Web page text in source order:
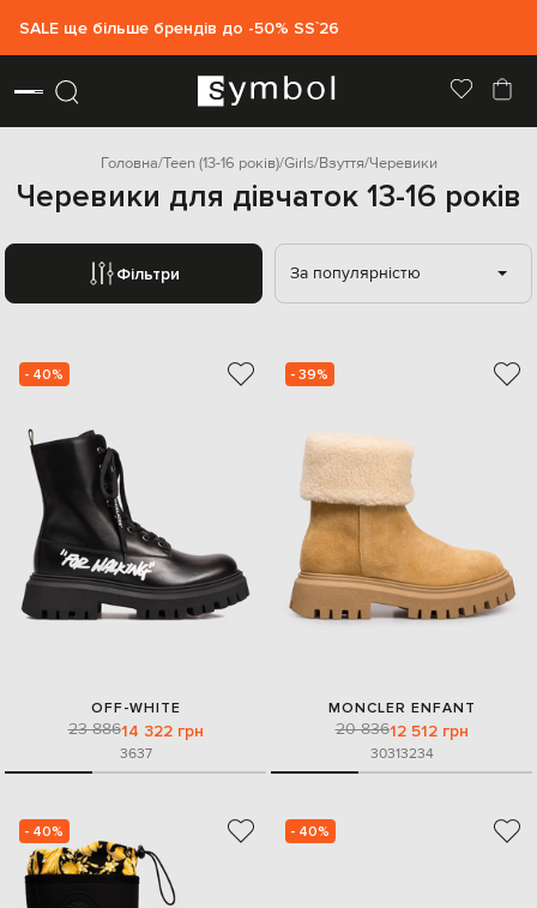
SALE ще більше брендів до -50% SS`26
Головна Teen (13-16 років) Girls Взуття Черевики
Черевики для дівчаток 13-16 років
Фільтри За популярністю
- 40%
OFF-WHITE
23 88614 322 грн
3637
- 39%
MONCLER ENFANT
20 83612 512 грн
30313234
- 40% - 40%